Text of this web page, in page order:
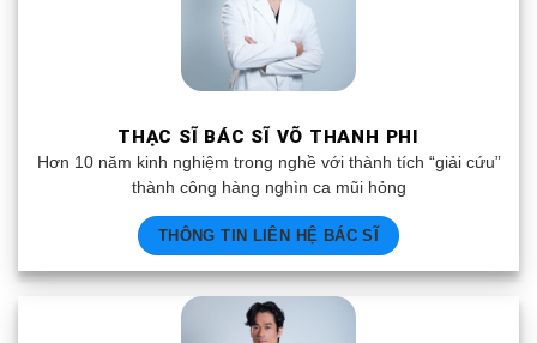
THẠC SĨ BÁC SĨ VÕ THANH PHI
Hơn 10 năm kinh nghiệm trong nghề với thành tích “giải cứu”
thành công hàng nghìn ca mũi hỏng
THÔNG TIN LIÊN HỆ BÁC SĨ